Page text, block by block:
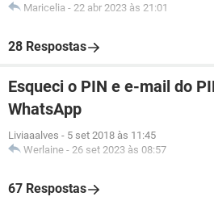
Maricelia - 22 abr 2023 às 21:01
28 Respostas
Esqueci o PIN e e-mail do
WhatsApp
Liviaaalves - 5 set 2018 às 11:45
Werlaine - 26 set 2023 às 08:57
67 Respostas